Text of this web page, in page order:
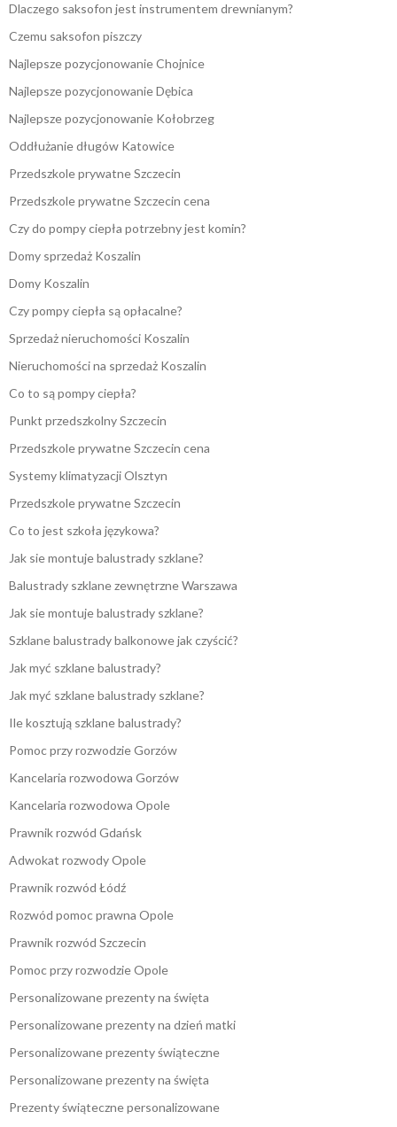
Dlaczego saksofon jest instrumentem drewnianym?
Czemu saksofon piszczy
Najlepsze pozycjonowanie Chojnice
Najlepsze pozycjonowanie Dębica
Najlepsze pozycjonowanie Kołobrzeg
Oddłużanie długów Katowice
Przedszkole prywatne Szczecin
Przedszkole prywatne Szczecin cena
Czy do pompy ciepła potrzebny jest komin?
Domy sprzedaż Koszalin
Domy Koszalin
Czy pompy ciepła są opłacalne?
Sprzedaż nieruchomości Koszalin
Nieruchomości na sprzedaż Koszalin
Co to są pompy ciepła?
Punkt przedszkolny Szczecin
Przedszkole prywatne Szczecin cena
Systemy klimatyzacji Olsztyn
Przedszkole prywatne Szczecin
Co to jest szkoła językowa?
Jak sie montuje balustrady szklane?
Balustrady szklane zewnętrzne Warszawa
Jak sie montuje balustrady szklane?
Szklane balustrady balkonowe jak czyścić?
Jak myć szklane balustrady?
Jak myć szklane balustrady szklane?
Ile kosztują szklane balustrady?
Pomoc przy rozwodzie Gorzów
Kancelaria rozwodowa Gorzów
Kancelaria rozwodowa Opole
Prawnik rozwód Gdańsk
Adwokat rozwody Opole
Prawnik rozwód Łódź
Rozwód pomoc prawna Opole
Prawnik rozwód Szczecin
Pomoc przy rozwodzie Opole
Personalizowane prezenty na święta
Personalizowane prezenty na dzień matki
Personalizowane prezenty świąteczne
Personalizowane prezenty na święta
Prezenty świąteczne personalizowane